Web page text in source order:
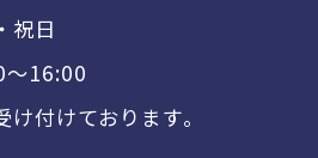
祝日
16:00
付けております。